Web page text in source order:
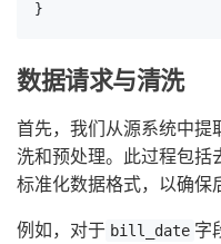
}
数据请求与清洗
首先，我们从源系统中提
洗和预处理。此过程包括
标准化数据格式，以确保
例如，对于 bill_date 字